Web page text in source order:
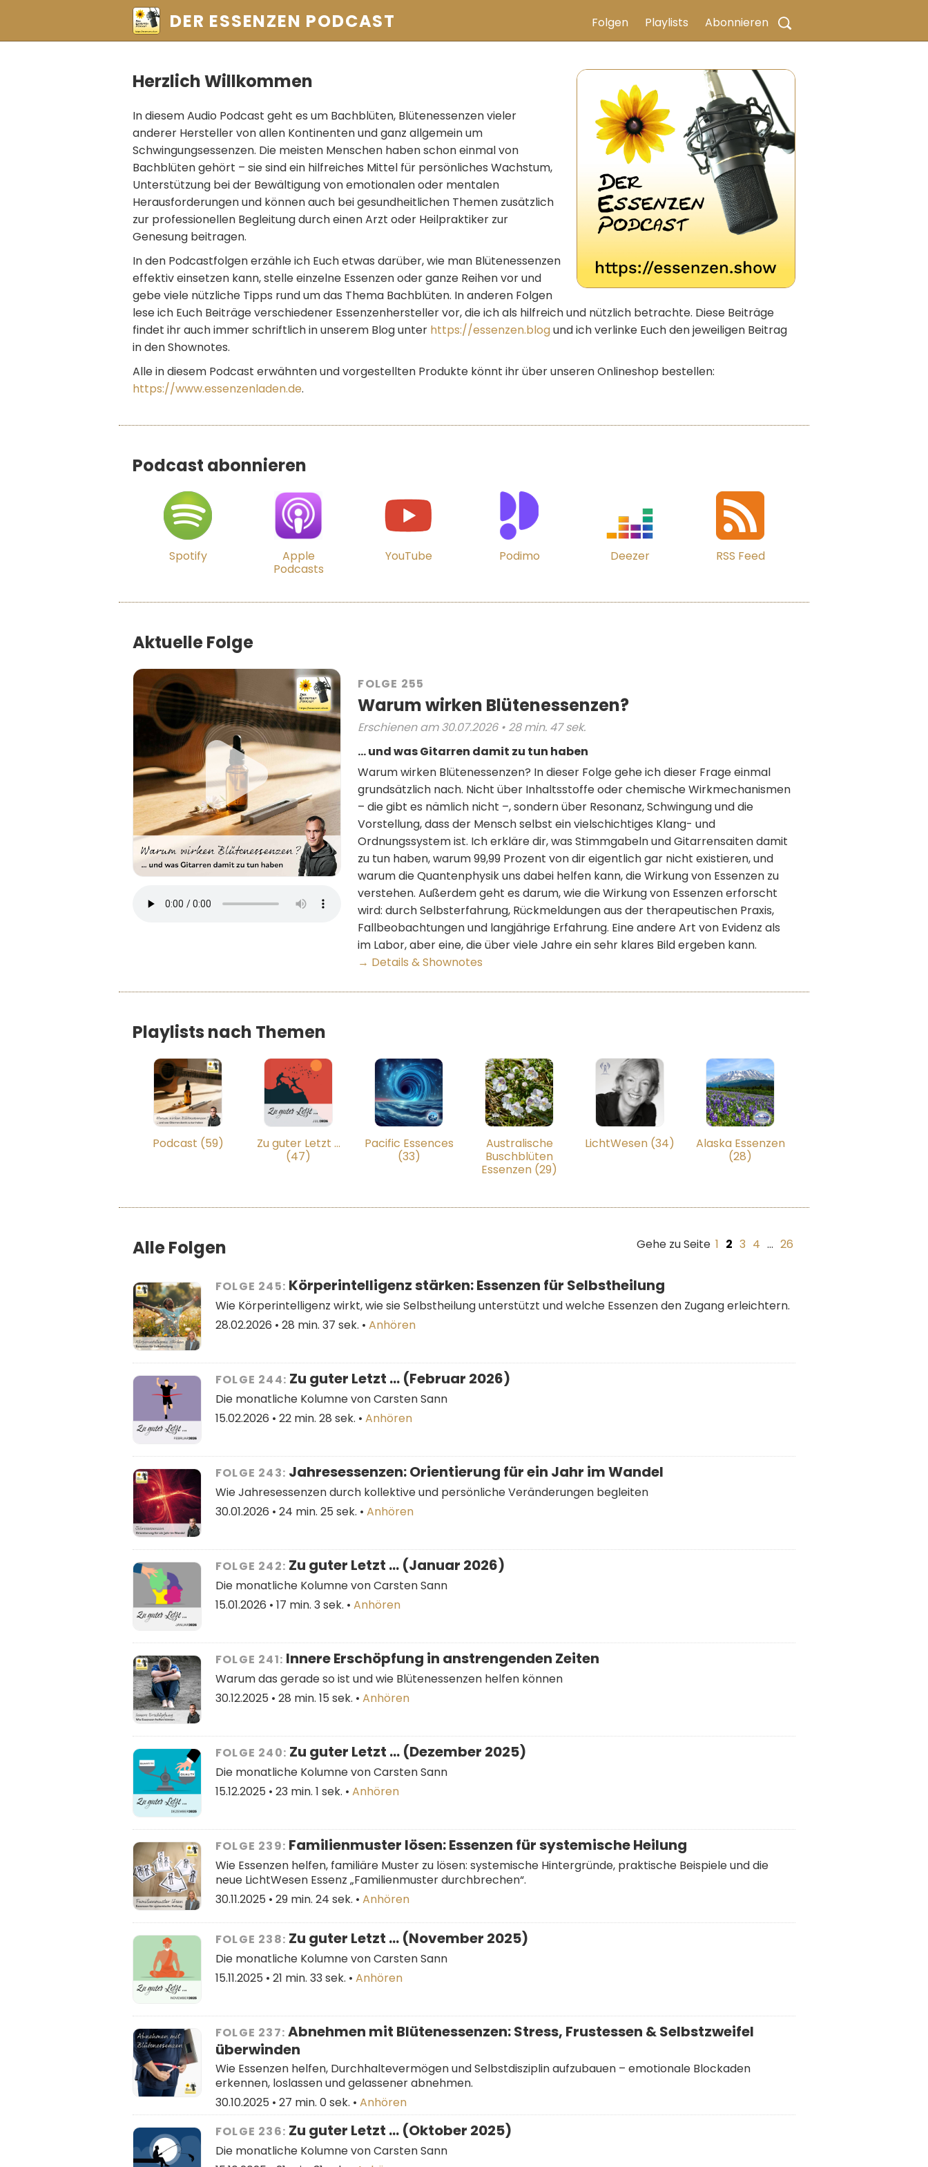
DER ESSENZEN PODCAST Folgen Playlists Abonnieren
Herzlich Willkommen
In diesem Audio Podcast geht es um Bachblüten, Blütenessenzen vieler
anderer Hersteller von allen Kontinenten und ganz allgemein um
Schwingungsessenzen. Die meisten Menschen haben schon einmal von
Bachblüten gehört – sie sind ein hilfreiches Mittel für persönliches Wachstum,
Unterstützung bei der Bewältigung von emotionalen oder mentalen
Herausforderungen und können auch bei gesundheitlichen Themen zusätzlich
zur professionellen Begleitung durch einen Arzt oder Heilpraktiker zur
Genesung beitragen.
In den Podcastfolgen erzähle ich Euch etwas darüber, wie man Blütenessenzen
effektiv einsetzen kann, stelle einzelne Essenzen oder ganze Reihen vor und
gebe viele nützliche Tipps rund um das Thema Bachblüten. In anderen Folgen
lese ich Euch Beiträge verschiedener Essenzenhersteller vor, die ich als hilfreich und nützlich betrachte. Diese Beiträge
findet ihr auch immer schriftlich in unserem Blog unter https://essenzen.blogund ich verlinke Euch den jeweiligen Beitrag
in den Shownotes.
Alle in diesem Podcast erwähnten und vorgestellten Produkte könnt ihr über unseren Onlineshop bestellen:
https://www.essenzenladen.de.
Podcast abonnieren
Spotify
Apple
Podcasts
YouTube Podimo Deezer RSS Feed
Aktuelle Folge
FOLGE 255
Warum wirken Blütenessenzen?
Erschienen am 30.07.2026 • 28 min. 47 sek.
… und was Gitarren damit zu tun haben
Warum wirken Blütenessenzen? In dieser Folge gehe ich dieser Frage einmal
grundsätzlich nach. Nicht über Inhaltsstoffe oder chemische Wirkmechanismen
– die gibt es nämlich nicht –, sondern über Resonanz, Schwingung und die
Vorstellung, dass der Mensch selbst ein vielschichtiges Klang- und
Ordnungssystem ist. Ich erkläre dir, was Stimmgabeln und Gitarrensaiten damit
zu tun haben, warum 99,99 Prozent von dir eigentlich gar nicht existieren, und
warum die Quantenphysik uns dabei helfen kann, die Wirkung von Essenzen zu
verstehen. Außerdem geht es darum, wie die Wirkung von Essenzen erforscht
wird: durch Selbsterfahrung, Rückmeldungen aus der therapeutischen Praxis,
Fallbeobachtungen und langjährige Erfahrung. Eine andere Art von Evidenz als
im Labor, aber eine, die über viele Jahre ein sehr klares Bild ergeben kann.
→ Details & Shownotes
Playlists nach Themen
Podcast (59)
Zu guter Letzt …
(47)
Pacific Essences
(33)
Australische
Buschblüten
Essenzen (29)
LichtWesen (34)
Alaska Essenzen
(28)
Gehe zu Seite 1 2 3 4 … 26
Alle Folgen
FOLGE 245: Körperintelligenz stärken: Essenzen für Selbstheilung
Wie Körperintelligenz wirkt, wie sie Selbstheilung unterstützt und welche Essenzen den Zugang erleichtern.
28.02.2026 • 28 min. 37 sek. • Anhören
FOLGE 244: Zu guter Letzt … (Februar 2026)
Die monatliche Kolumne von Carsten Sann
15.02.2026 • 22 min. 28 sek. • Anhören
FOLGE 243: Jahresessenzen: Orientierung für ein Jahr im Wandel
Wie Jahresessenzen durch kollektive und persönliche Veränderungen begleiten
30.01.2026 • 24 min. 25 sek. • Anhören
FOLGE 242: Zu guter Letzt … (Januar 2026)
Die monatliche Kolumne von Carsten Sann
15.01.2026 • 17 min. 3 sek. • Anhören
FOLGE 241: Innere Erschöpfung in anstrengenden Zeiten
Warum das gerade so ist und wie Blütenessenzen helfen können
30.12.2025 • 28 min. 15 sek. • Anhören
FOLGE 240: Zu guter Letzt … (Dezember 2025)
Die monatliche Kolumne von Carsten Sann
15.12.2025 • 23 min. 1 sek. • Anhören
FOLGE 239: Familienmuster lösen: Essenzen für systemische Heilung
Wie Essenzen helfen, familiäre Muster zu lösen: systemische Hintergründe, praktische Beispiele und die
neue LichtWesen Essenz „Familienmuster durchbrechen“.
30.11.2025 • 29 min. 24 sek. • Anhören
FOLGE 238: Zu guter Letzt … (November 2025)
Die monatliche Kolumne von Carsten Sann
15.11.2025 • 21 min. 33 sek. • Anhören
FOLGE 237: Abnehmen mit Blütenessenzen: Stress, Frustessen & Selbstzweifel
überwinden
Wie Essenzen helfen, Durchhaltevermögen und Selbstdisziplin aufzubauen – emotionale Blockaden
erkennen, loslassen und gelassener abnehmen.
30.10.2025 • 27 min. 0 sek. • Anhören
FOLGE 236: Zu guter Letzt … (Oktober 2025)
Die monatliche Kolumne von Carsten Sann